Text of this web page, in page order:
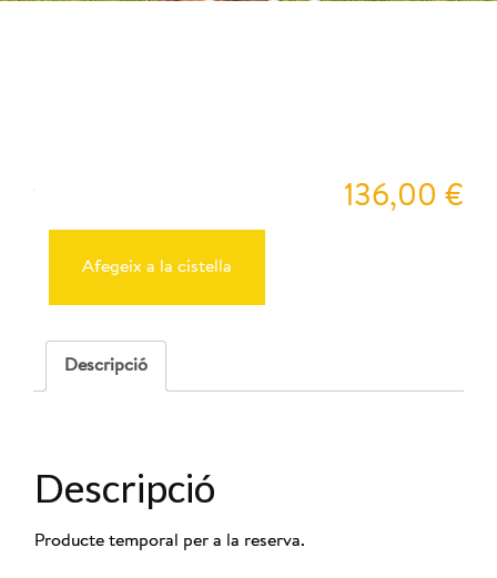
10:00
136,00 €
quantitat
Reserva
29-
2025
Afegeix a la cistella
Descripció
Descripció
Producte temporal per a la reserva.